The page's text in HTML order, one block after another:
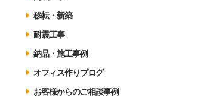
移転・新築
耐震工事
納品・施工事例
オフィス作りブログ
お客様からのご相談事例